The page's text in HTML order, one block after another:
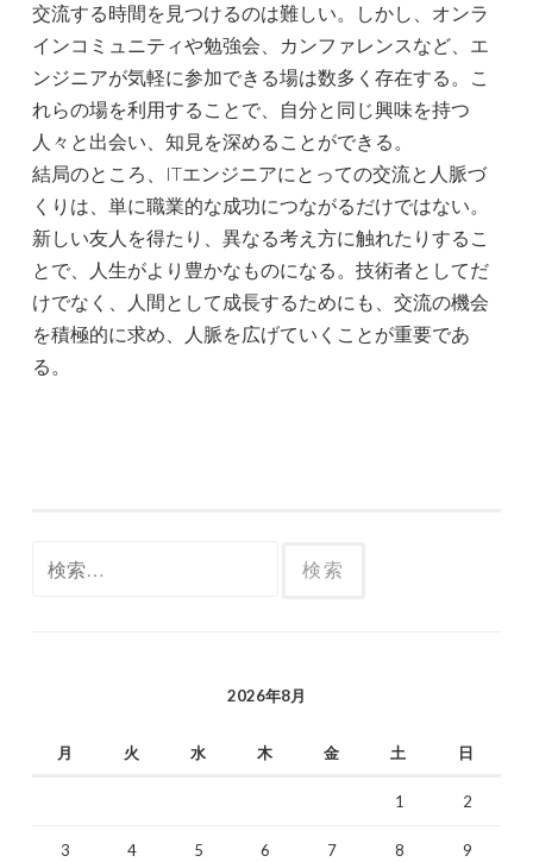
交流する時間を見つけるのは難しい。しかし、オンラ
インコミュニティや勉強会、カンファレンスなど、エ
ンジニアが気軽に参加できる場は数多く存在する。こ
れらの場を利用することで、自分と同じ興味を持つ
人々と出会い、知見を深めることができる。
結局のところ、ITエンジニアにとっての交流と人脈づ
くりは、単に職業的な成功につながるだけではない。
新しい友人を得たり、異なる考え方に触れたりするこ
とで、人生がより豊かなものになる。技術者としてだ
けでなく、人間として成長するためにも、交流の機会
を積極的に求め、人脈を広げていくことが重要であ
る。
2026年8月
月 火 水 木 金 土 日
1 2
3 4 5 6 7 8 9